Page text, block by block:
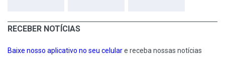
RECEBER NOTÍCIAS
Baixe nosso aplicativo no seu celulare receba nossas notícias